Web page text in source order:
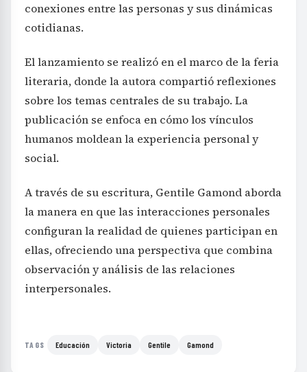
conexiones entre las personas y sus dinámicas
cotidianas.
El lanzamiento se realizó en el marco de la feria
literaria, donde la autora compartió reflexiones
sobre los temas centrales de su trabajo. La
publicación se enfoca en cómo los vínculos
humanos moldean la experiencia personal y
social.
A través de su escritura, Gentile Gamond aborda
la manera en que las interacciones personales
configuran la realidad de quienes participan en
ellas, ofreciendo una perspectiva que combina
observación y análisis de las relaciones
interpersonales.
TAGS Educación Victoria Gentile Gamond